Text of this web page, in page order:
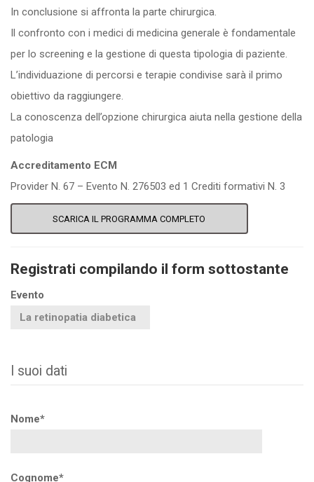
In conclusione si affronta la parte chirurgica.
Il confronto con i medici di medicina generale è fondamentale
per lo screening e la gestione di questa tipologia di paziente.
L’individuazione di percorsi e terapie condivise sarà il primo
obiettivo da raggiungere.
La conoscenza dell’opzione chirurgica aiuta nella gestione della
patologia
Accreditamento ECM
Provider N. 67 – Evento N. 276503 ed 1 Crediti formativi N. 3
SCARICA IL PROGRAMMA COMPLETO
Registrati compilando il form sottostante
Evento
I suoi dati
Nome*
Cognome*